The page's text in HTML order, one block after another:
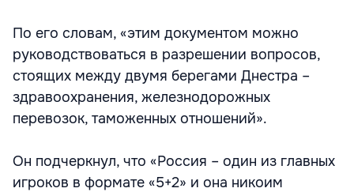
По его словам, «этим документом можно
руководствоваться в разрешении вопросов,
стоящих между двумя берегами Днестра –
здравоохранения, железнодорожных
перевозок, таможенных отношений».
Он подчеркнул, что «Россия – один из главных
игроков в формате «5+2» и она никоим